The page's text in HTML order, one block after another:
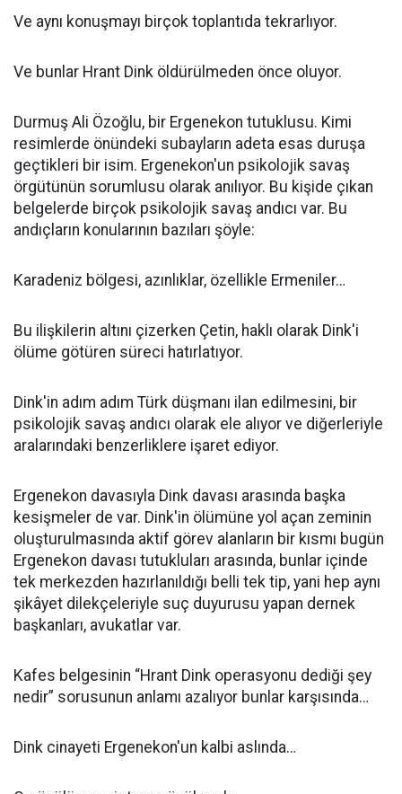
Ve aynı konuşmayı birçok toplantıda tekrarlıyor.
Ve bunlar Hrant Dink öldürülmeden önce oluyor.
Durmuş Ali Özoğlu, bir Ergenekon tutuklusu. Kimi
resimlerde önündeki subayların adeta esas duruşa
geçtikleri bir isim. Ergenekon'un psikolojik savaş
örgütünün sorumlusu olarak anılıyor. Bu kişide çıkan
belgelerde birçok psikolojik savaş andıcı var. Bu
andıçların konularının bazıları şöyle:
Karadeniz bölgesi, azınlıklar, özellikle Ermeniler…
Bu ilişkilerin altını çizerken Çetin, haklı olarak Dink'i
ölüme götüren süreci hatırlatıyor.
Dink'in adım adım Türk düşmanı ilan edilmesini, bir
psikolojik savaş andıcı olarak ele alıyor ve diğerleriyle
aralarındaki benzerliklere işaret ediyor.
Ergenekon davasıyla Dink davası arasında başka
kesişmeler de var. Dink'in ölümüne yol açan zeminin
oluşturulmasında aktif görev alanların bir kısmı bugün
Ergenekon davası tutukluları arasında, bunlar içinde
tek merkezden hazırlanıldığı belli tek tip, yani hep aynı
şikâyet dilekçeleriyle suç duyurusu yapan dernek
başkanları, avukatlar var.
Kafes belgesinin “Hrant Dink operasyonu dediği şey
nedir” sorusunun anlamı azalıyor bunlar karşısında…
Dink cinayeti Ergenekon'un kalbi aslında…